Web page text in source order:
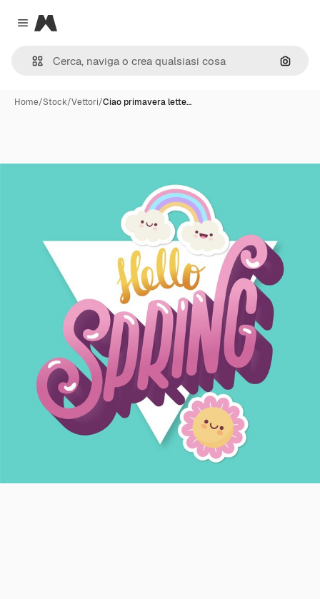
Close menu
Magnific
Cerca
Home/Stock/Vettori/Ciao primavera lette…